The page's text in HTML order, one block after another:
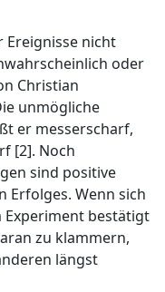
Ereignisse nicht
oder
Christian
unmögliche
er messerscharf,
[2]. Noch
sind positive
Erfolges. Wenn sich
Experiment bestätigt
zu klammern,
längst